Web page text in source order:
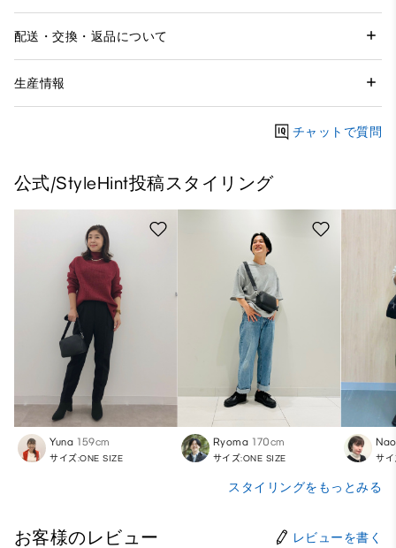
配送・交換・返品について
生産情報
チャットで質問
公式/StyleHint投稿スタイリング
Yuna 159cm
サイズ:ONE SIZE
Ryoma 170cm
サイズ:ONE SIZE サ
スタイリングをもっとみる
お客様のレビュー レビューを書く